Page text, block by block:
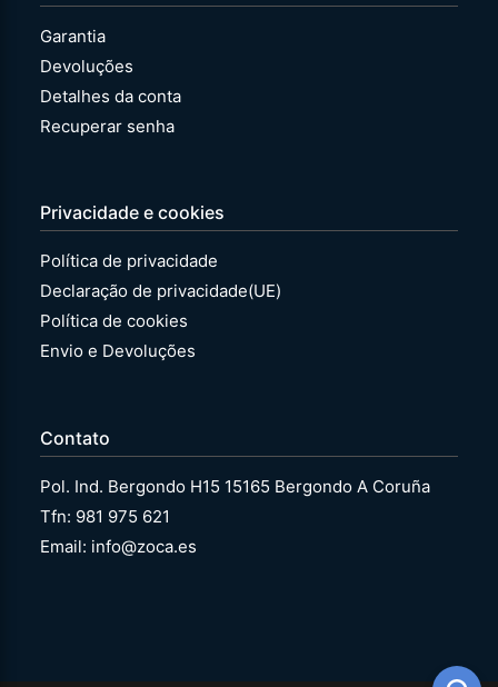
Garantia
Devoluções
Detalhes da conta
Recuperar senha
Privacidade e cookies
Política de privacidade
Declaração de privacidade(UE)
Política de cookies
Envio e Devoluções
Contato
Pol. Ind. Bergondo H15 15165 Bergondo A Coruña
Tfn: 981 975 621
Email: info@zoca.es